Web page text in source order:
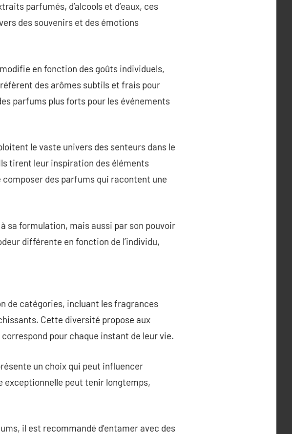
parfumés, d’alcools et d’eaux, ces
des souvenirs et des émotions
en fonction des goûts individuels,
des arômes subtils et frais pour
parfums plus forts pour les événements
le vaste univers des senteurs dans le
tirent leur inspiration des éléments
des parfums qui racontent une
sa formulation, mais aussi par son pouvoir
différente en fonction de l’individu,
de catégories, incluant les fragrances
Cette diversité propose aux
pour chaque instant de leur vie.
un choix qui peut influencer
exceptionnelle peut tenir longtemps,
il est recommandé d’entamer avec des